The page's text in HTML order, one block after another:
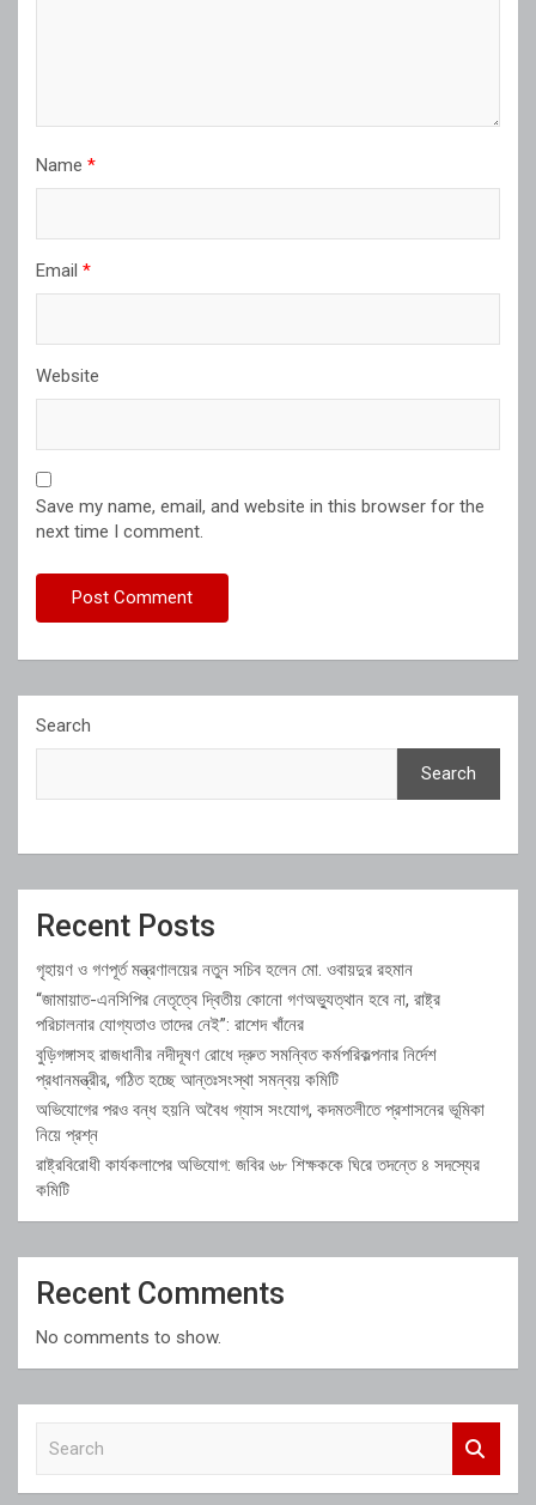
Name *
Email *
Website
Save my name, email, and website in this browser for the
next time I comment.
Search
Search
Recent Posts
গৃহায়ণ ও গণপূর্ত মন্ত্রণালয়ের নতুন সচিব হলেন মো. ওবায়দুর রহমান
“জামায়াত-এনসিপির নেতৃত্বে দ্বিতীয় কোনো গণঅভ্যুত্থান হবে না, রাষ্ট্র
পরিচালনার যোগ্যতাও তাদের নেই”: রাশেদ খাঁনের
বুড়িগঙ্গাসহ রাজধানীর নদীদূষণ রোধে দ্রুত সমন্বিত কর্মপরিকল্পনার নির্দেশ
প্রধানমন্ত্রীর, গঠিত হচ্ছে আন্তঃসংস্থা সমন্বয় কমিটি
অভিযোগের পরও বন্ধ হয়নি অবৈধ গ্যাস সংযোগ, কদমতলীতে প্রশাসনের ভূমিকা
নিয়ে প্রশ্ন
রাষ্ট্রবিরোধী কার্যকলাপের অভিযোগ: জবির ৬৮ শিক্ষককে ঘিরে তদন্তে ৪ সদস্যের
কমিটি
Recent Comments
No comments to show.